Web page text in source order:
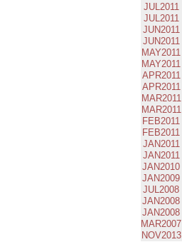
JUL2011
JUL2011
JUN2011
JUN2011
MAY2011
MAY2011
APR2011
APR2011
MAR2011
MAR2011
FEB2011
FEB2011
JAN2011
JAN2011
JAN2010
JAN2009
JUL2008
JAN2008
JAN2008
MAR2007
NOV2013